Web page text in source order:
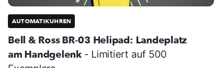
AUTOMATIKUHREN
Bell & Ross BR-03 Helipad: Landeplatz
am Handgelenk - Limitiert auf 500